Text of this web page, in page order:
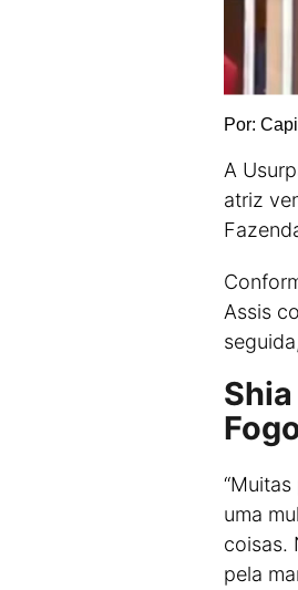
Por:
A
atriz
Assis
uma
coisas.
pela